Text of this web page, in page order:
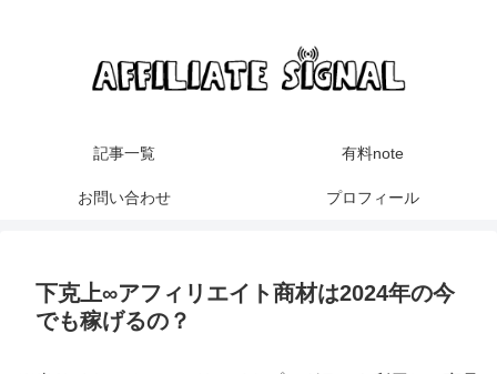
記事一覧 有料note
お問い合わせ プロフィール
下克上∞アフィリエイト商材は2024年の今
でも稼げるの？